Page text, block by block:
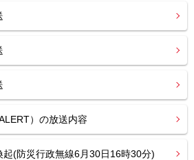
）の放送内容
起(防災行政無線6月30日16時30分)